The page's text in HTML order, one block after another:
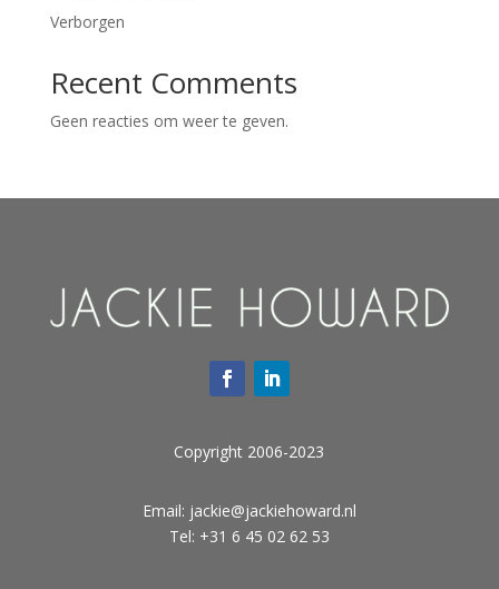
Verborgen
Recent Comments
Geen reacties om weer te geven.
Copyright 2006-2023
Email: jackie@jackiehoward.nl
Tel: +31 6 45 02 62 53